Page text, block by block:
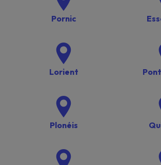
Pornic
Lorient
Plonéis